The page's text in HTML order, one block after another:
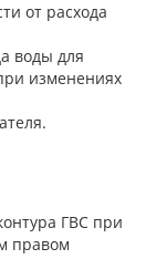
от расхода
воды для
изменениях
ГВС при
правом